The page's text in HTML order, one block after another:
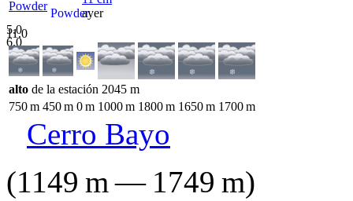
Powder
Powderayer
5.0
11.0
6.0
alto de la estación 2045 m
750m 450m 0m 1000m 1800m 1650m 1700m
Cerro Bayo
(1149 m— 1749 m)